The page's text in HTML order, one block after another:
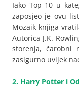
Iako Top 10 u
zaposjeo je ovu
Mozaik knjiga
Autorica J.K.
storenja, čarobni
zasigurno uvijek
2. Harry Potter i